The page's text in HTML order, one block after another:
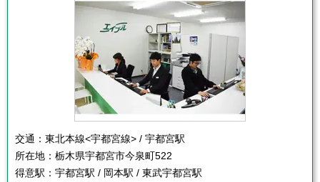
交通： 東北本線<宇都宮線> / 宇都宮駅
所在地： 栃木県宇都宮市今泉町522
得意駅： 宇都宮駅 / 岡本駅 / 東武宇都宮駅